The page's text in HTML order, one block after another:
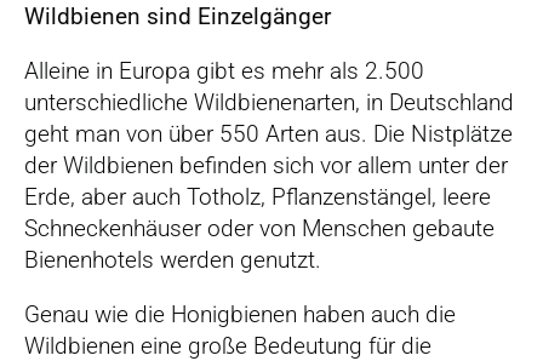
Wildbienen sind Einzelgänger
Alleine in Europa gibt es mehr als 2.500
unterschiedliche Wildbienenarten, in Deutschland
geht man von über 550 Arten aus. Die Nistplätze
der Wildbienen befinden sich vor allem unter der
Erde, aber auch Totholz, Pflanzenstängel, leere
Schneckenhäuser oder von Menschen gebaute
Bienenhotels werden genutzt.
Genau wie die Honigbienen haben auch die
Wildbienen eine große Bedeutung für die